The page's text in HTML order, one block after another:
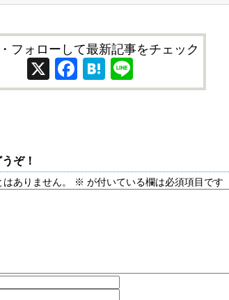
フォローして最新記事をチェック
X Facebook
Hatena
ぞ！
ありません。 ※ が付いている欄は必須項目です